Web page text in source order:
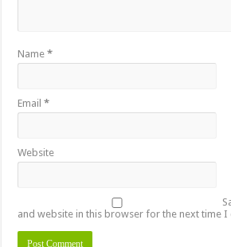
Name*
Email*
Website
and website in this browser for the next time I